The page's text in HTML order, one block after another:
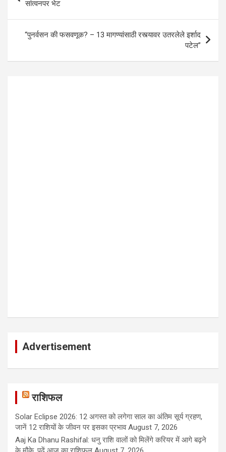
p
k
सांत्वनपर भेट
“पुनर्वसन की फसवणूक? – 13 मागण्यांसाठी रस्त्यावर उतरलेले इर्शाद
पटेल”
Advertisement
राशिफल
Solar Eclipse 2026: 12 अगस्त को लगेगा साल का अंतिम सूर्य ग्रहण,
जानें 12 राशियों के जीवन पर इसका प्रभाव August 7, 2026
Aaj Ka Dhanu Rashifal: धनु राशि वालों को मिलेंगे करियर में आगे बढ़ने